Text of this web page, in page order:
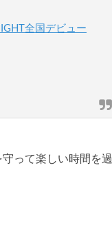
全国デビュー
って楽しい時間を過